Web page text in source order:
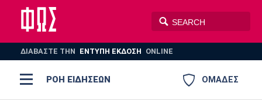
ΔΙΑΒΑΣΤΕ THN ΕΝΤΥΠΗ ΕΚΔΟΣΗ ONLINE
ΟΜΑΔΕΣ
ΡΟΗ ΕΙΔΗΣΕΩΝ